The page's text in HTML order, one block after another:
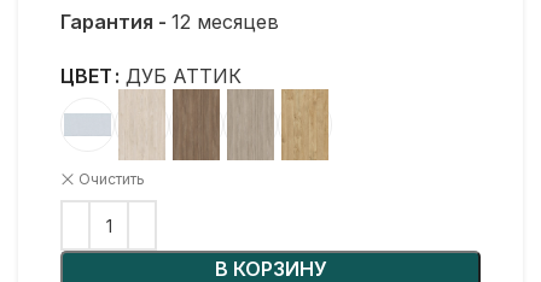
Гарантия - 12 месяцев
ЦВЕТ ДУБ АТТИК
Очистить
В КОРЗИНУ